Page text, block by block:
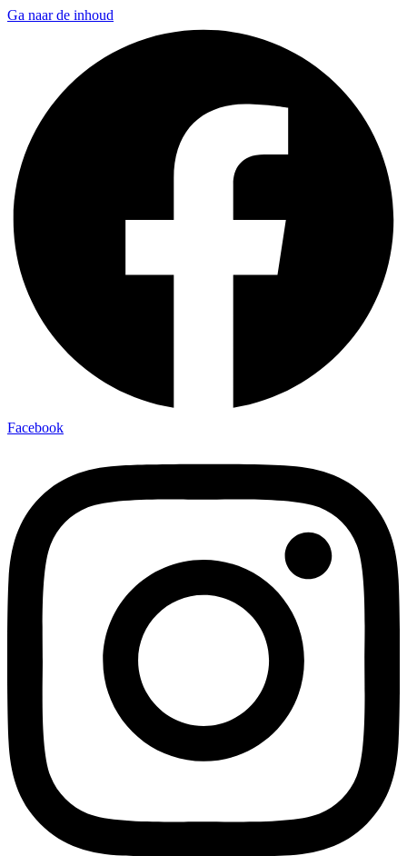
Ga naar de inhoud
Facebook